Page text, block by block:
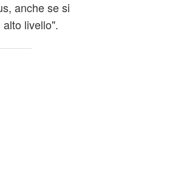
anche se si
livello".